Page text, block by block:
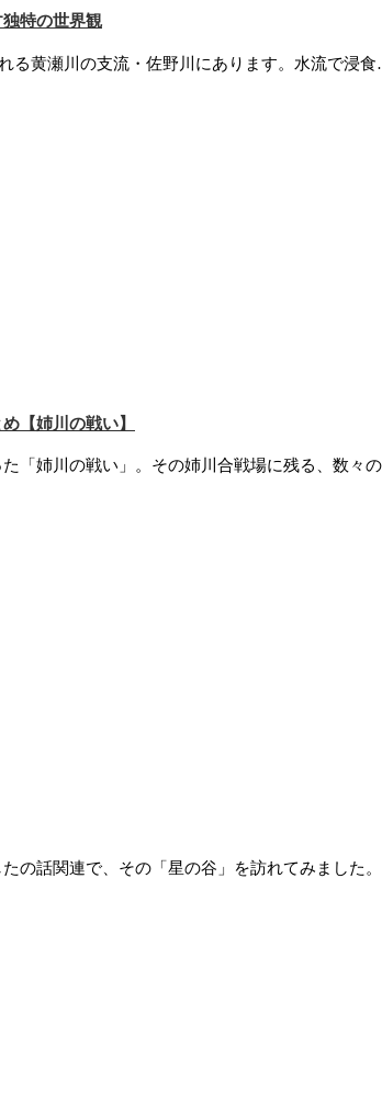
特の世界観
る黄瀬川の支流・佐野川にあります。水流で浸
【姉川の戦い】
「姉川の戦い」。その姉川合戦場に残る、数々
の話関連で、その「星の谷」を訪れてみまし